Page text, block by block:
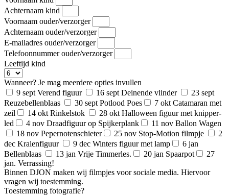
Achternaam kind
Voornaam ouder/verzorger
Achternaam ouder/verzorger
E-mailadres ouder/verzorger
Telefoonnummer ouder/verzorger
Leeftijd kind
Wanneer? Je mag meerdere opties invullen
9 sept Verend figuur
16 sept Deinende vlinder
23 sept
Reuzebellenblaas
30 sept Potlood Poes
7 okt Catamaran met
zeil
14 okt Rinkelstok
28 okt Halloween figuur met knipper-
led
4 nov Draadfiguur op Spijkerplank
11 nov Ballon Wagen
18 nov Pepernotenschieter
25 nov Stop-Motion filmpje
2
dec Kralenfiguur
9 dec Winters figuur met lamp
6 jan
Bellenblaas
13 jan Vrije Timmerles. 20 jan Spaarpot
27
jan. Verrassing!
Binnen DJON maken wij filmpjes voor sociale media. Hiervoor
vragen wij toestemming.
Toestemming fotografie?